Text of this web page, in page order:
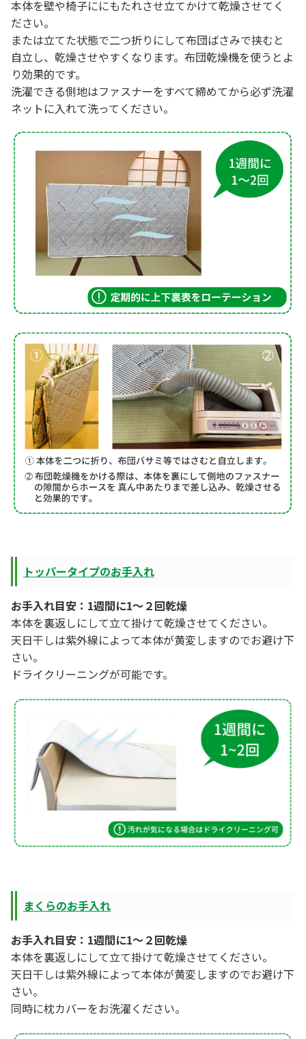
本体を壁や椅子ににもたれさせ立てかけて乾燥させてく
ださい。
または立てた状態で二つ折りにして布団ばさみで挟むと
自立し、乾燥させやすくなります。布団乾燥機を使うとよ
り効果的です。
洗濯できる側地はファスナーをすべて締めてから必ず洗濯
ネットに入れて洗ってください。
トッパータイプのお手入れ
お手入れ目安：1週間に1～２回乾燥
本体を裏返しにして立て掛けて乾燥させてください。
天日干しは紫外線によって本体が黄変しますのでお避け下
さい。
ドライクリーニングが可能です。
まくらのお手入れ
お手入れ目安：1週間に1～２回乾燥
本体を裏返しにして立て掛けて乾燥させてください。
天日干しは紫外線によって本体が黄変しますのでお避け下
さい。
同時に枕カバーをお洗濯ください。